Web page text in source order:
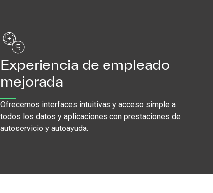
Experiencia de empleado
mejorada
Ofrecemos interfaces intuitivas y acceso simple a
todos los datos y aplicaciones con prestaciones de
autoservicio y autoayuda.